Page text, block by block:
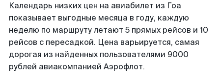
Календарь низких цен на авиабилет из Гоа
показывает выгодные месяца в году, каждую
неделю по маршруту летают 5 прямых рейсов и 10
рейсов с пересадкой. Цена варьируется, самая
дорогая из найденных пользователями 9000
рублей авиакомпанией Аэрофлот.